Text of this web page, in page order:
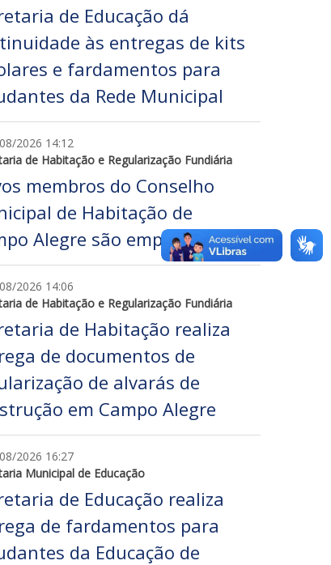
de Educação dá
às entregas de kits
e fardamentos para
da Rede Municipal
2026 14:12
de Habitação e Regularização Fundiária
membros do Conselho
de Habitação de
Alegre são empossados
2026 14:06
de Habitação e Regularização Fundiária
de Habitação realiza
de documentos de
de alvarás de
em Campo Alegre
2026 16:27
Municipal de Educação
de Educação realiza
de fardamentos para
da Educação de